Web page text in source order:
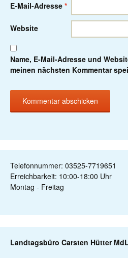
E-Mail-Adresse *
Website
Name, E-Mail-Adresse und
meinen nächsten Kommentar
Telefonnummer: 03525-7719651
Erreichbarkeit: 10:00-18:00 Uhr
Montag - Freitag
Landtagsbüro Carsten Hütter